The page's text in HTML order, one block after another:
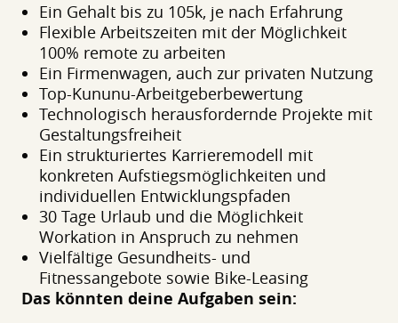
Ein Gehalt bis zu 105k, je nach Erfahrung
Flexible Arbeitszeiten mit der Möglichkeit
100% remote zu arbeiten
Ein Firmenwagen, auch zur privaten Nutzung
Top-Kununu-Arbeitgeberbewertung
Technologisch herausfordernde Projekte mit
Gestaltungsfreiheit
Ein strukturiertes Karrieremodell mit
konkreten Aufstiegsmöglichkeiten und
individuellen Entwicklungspfaden
30 Tage Urlaub und die Möglichkeit
Workation in Anspruch zu nehmen
Vielfältige Gesundheits- und
Fitnessangebote sowie Bike-Leasing
Das könnten deine Aufgaben sein: